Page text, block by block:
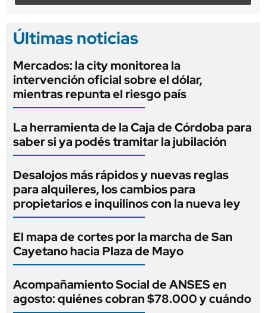
Últimas noticias
Mercados: la city monitorea la
intervención oficial sobre el dólar,
mientras repunta el riesgo país
La herramienta de la Caja de Córdoba para
saber si ya podés tramitar la jubilación
Desalojos más rápidos y nuevas reglas
para alquileres, los cambios para
propietarios e inquilinos con la nueva ley
El mapa de cortes por la marcha de San
Cayetano hacia Plaza de Mayo
Acompañamiento Social de ANSES en
agosto: quiénes cobran $78.000 y cuándo